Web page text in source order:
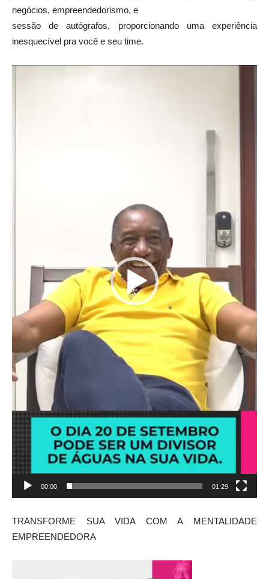
negócios, empreendedorismo, e
sessão de autógrafos, proporcionando uma experiência
inesquecível pra você e seu time.
00:00 01:29
TRANSFORME SUA VIDA COM A MENTALIDADE
EMPREENDEDORA